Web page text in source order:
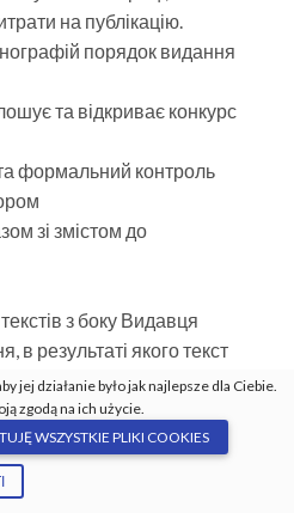
на публікацію.
порядок видання
та відкриває конкурс
формальний контроль
зі змістом до
з боку Видавця
в результаті якого текст
направляється на
рецензентом, або
виправлення.
тексту Видавцем.
обкладинки книги.
jej działanie było jak najlepsze dla Ciebie.
zgodą na ich użycie.
WSZYSTKIE PLIKI COOKIES